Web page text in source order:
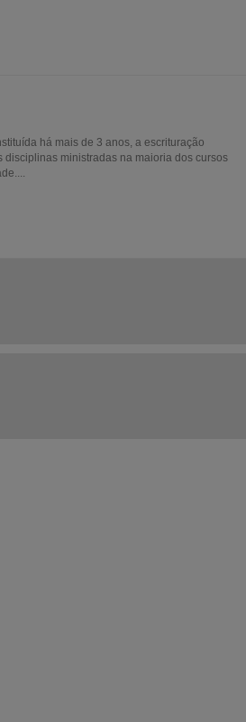
há mais de 3 anos, a escrituração
ministradas na maioria dos cursos